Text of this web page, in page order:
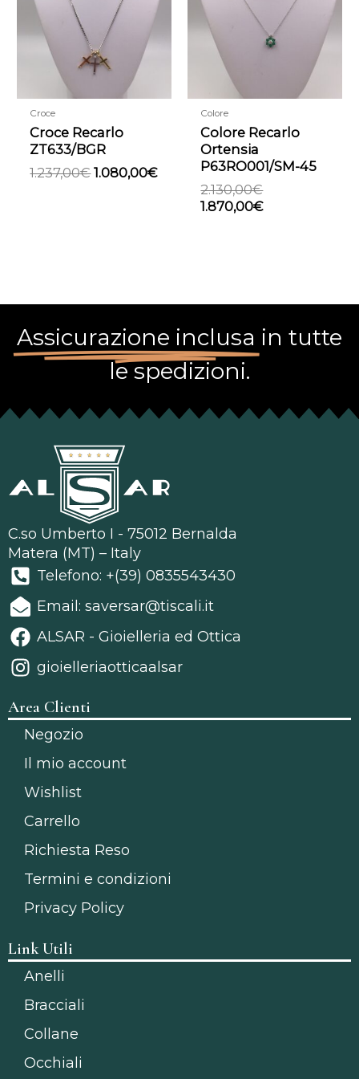
Croce
Croce Recarlo
ZT633/BGR
1.237,00€
1.237,00€.
1.080,00€
1.080,00€.
Colore
Colore Recarlo
Ortensia
P63RO001/SM-45
2.130,00€
2.130,00€.
1.870,00€
1.870,00€.
Assicurazione inclusa in tutte
le spedizioni.
C.so Umberto I - 75012 Bernalda
Matera (MT) – Italy
Telefono: +(39) 0835543430
Email: saversar@tiscali.it
ALSAR - Gioielleria ed Ottica
gioielleriaotticaalsar
Area Clienti
Negozio
Il mio account
Wishlist
Carrello
Richiesta Reso
Termini e condizioni
Privacy Policy
Link Utili
Anelli
Bracciali
Collane
Occhiali